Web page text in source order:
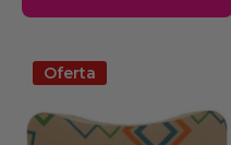
Oferta